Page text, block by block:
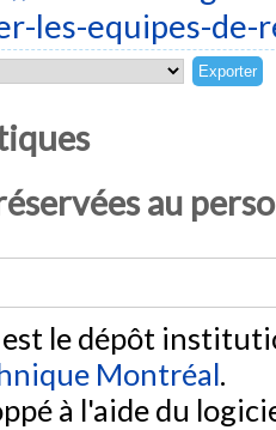
les-equipes-
au
le dépôt
Montréal.
à l'aide du